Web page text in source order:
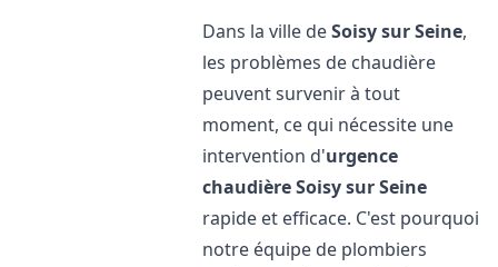
Dans la ville deSoisy sur Seine,
les problèmes de chaudière
peuvent survenir à tout
moment, ce qui nécessite une
intervention d'urgence
chaudièreSoisy sur Seine
rapide et efficace. C'est pourquoi
notre équipe de plombiers